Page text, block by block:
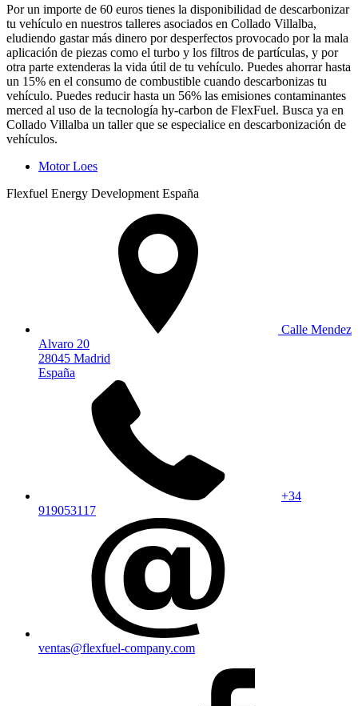
Por un importe de 60 euros tienes la disponibilidad de descarbonizar
tu vehículo en nuestros talleres asociados en Collado Villalba,
eludiendo gastar más dinero por desperfectos provocado por la mala
aplicación de piezas como el turbo y los filtros de partículas, y por
otra parte extenderas la vida útil de tu vehículo. Puedes ahorrar hasta
un 15% en el consumo de combustible cuando descarbonizas tu
vehículo. Puedes reducir hasta un 56% las emisiones contaminantes
merced al uso de la tecnología hy-carbon de FlexFuel. Busca ya en
Collado Villalba un taller que se especialice en descarbonización de
vehículos.
Motor Loes
Flexfuel Energy Development España
Calle Mendez
Alvaro 20
28045 Madrid
España
+34
919053117
ventas@flexfuel-company.com